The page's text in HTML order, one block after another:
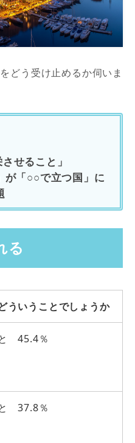
どう受け止めるか伺いま
せること」
が「○○で立つ国」に
る
ういうことでしょうか
45.4％
37.8％